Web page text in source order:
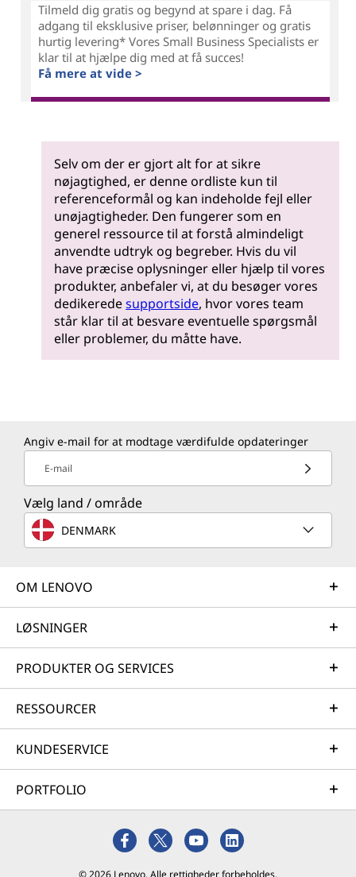
Tilmeld dig gratis og begynd at spare i dag. Få
adgang til eksklusive priser, belønninger og gratis
hurtig levering* Vores Small Business Specialists er
klar til at hjælpe dig med at få succes!
Få mere at vide >
Selv om der er gjort alt for at sikre
nøjagtighed, er denne ordliste kun til
referenceformål og kan indeholde fejl eller
unøjagtigheder. Den fungerer som en
generel ressource til at forstå almindeligt
anvendte udtryk og begreber. Hvis du vil
have præcise oplysninger eller hjælp til vores
produkter, anbefaler vi, at du besøger vores
dedikeredesupportside, hvor vores team
står klar til at besvare eventuelle spørgsmål
eller problemer, du måtte have.
Angiv e-mail for at modtage værdifulde opdateringer
E-mail
Vælg land / område
DENMARK
OM LENOVO
LØSNINGER
PRODUKTER OG SERVICES
RESSOURCER
KUNDESERVICE
PORTFOLIO
© 2026 Lenovo. Alle rettigheder forbeholdes.